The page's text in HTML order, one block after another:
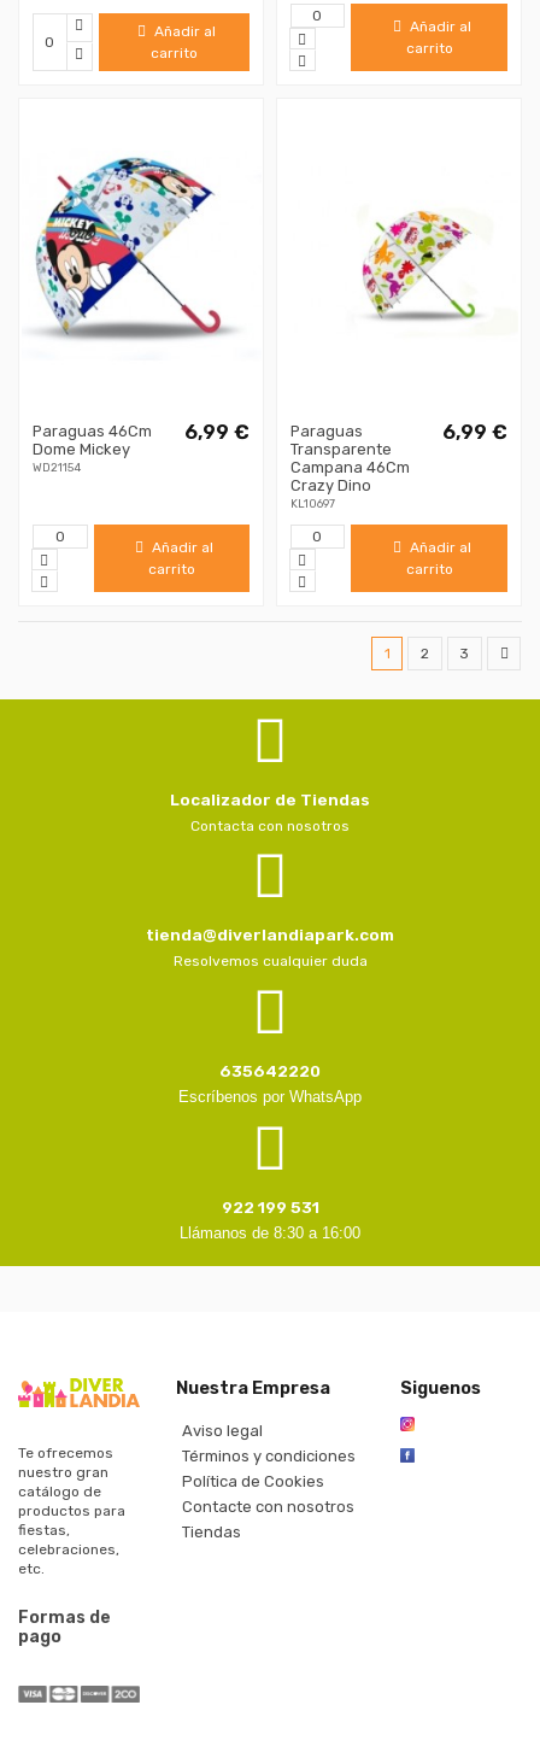
Añadir al
carrito
Añadir al
carrito
Paraguas 46Cm
Dome Mickey
WD21154
6,99 €
Añadir al
carrito
Paraguas
Transparente
Campana 46Cm
Crazy Dino
KL10697
6,99 €
Añadir al
carrito
1 2 3
Localizador de Tiendas
Contacta con nosotros
tienda@diverlandiapark.com
Resolvemos cualquier duda
635642220
Escríbenos por WhatsApp
922 199 531
Llámanos de 8:30 a 16:00
Te ofrecemos
nuestro gran
catálogo de
productos para
fiestas,
celebraciones,
etc.
Formas de
pago
Nuestra Empresa
Aviso legal
Términos y condiciones
Política de Cookies
Contacte con nosotros
Tiendas
Siguenos